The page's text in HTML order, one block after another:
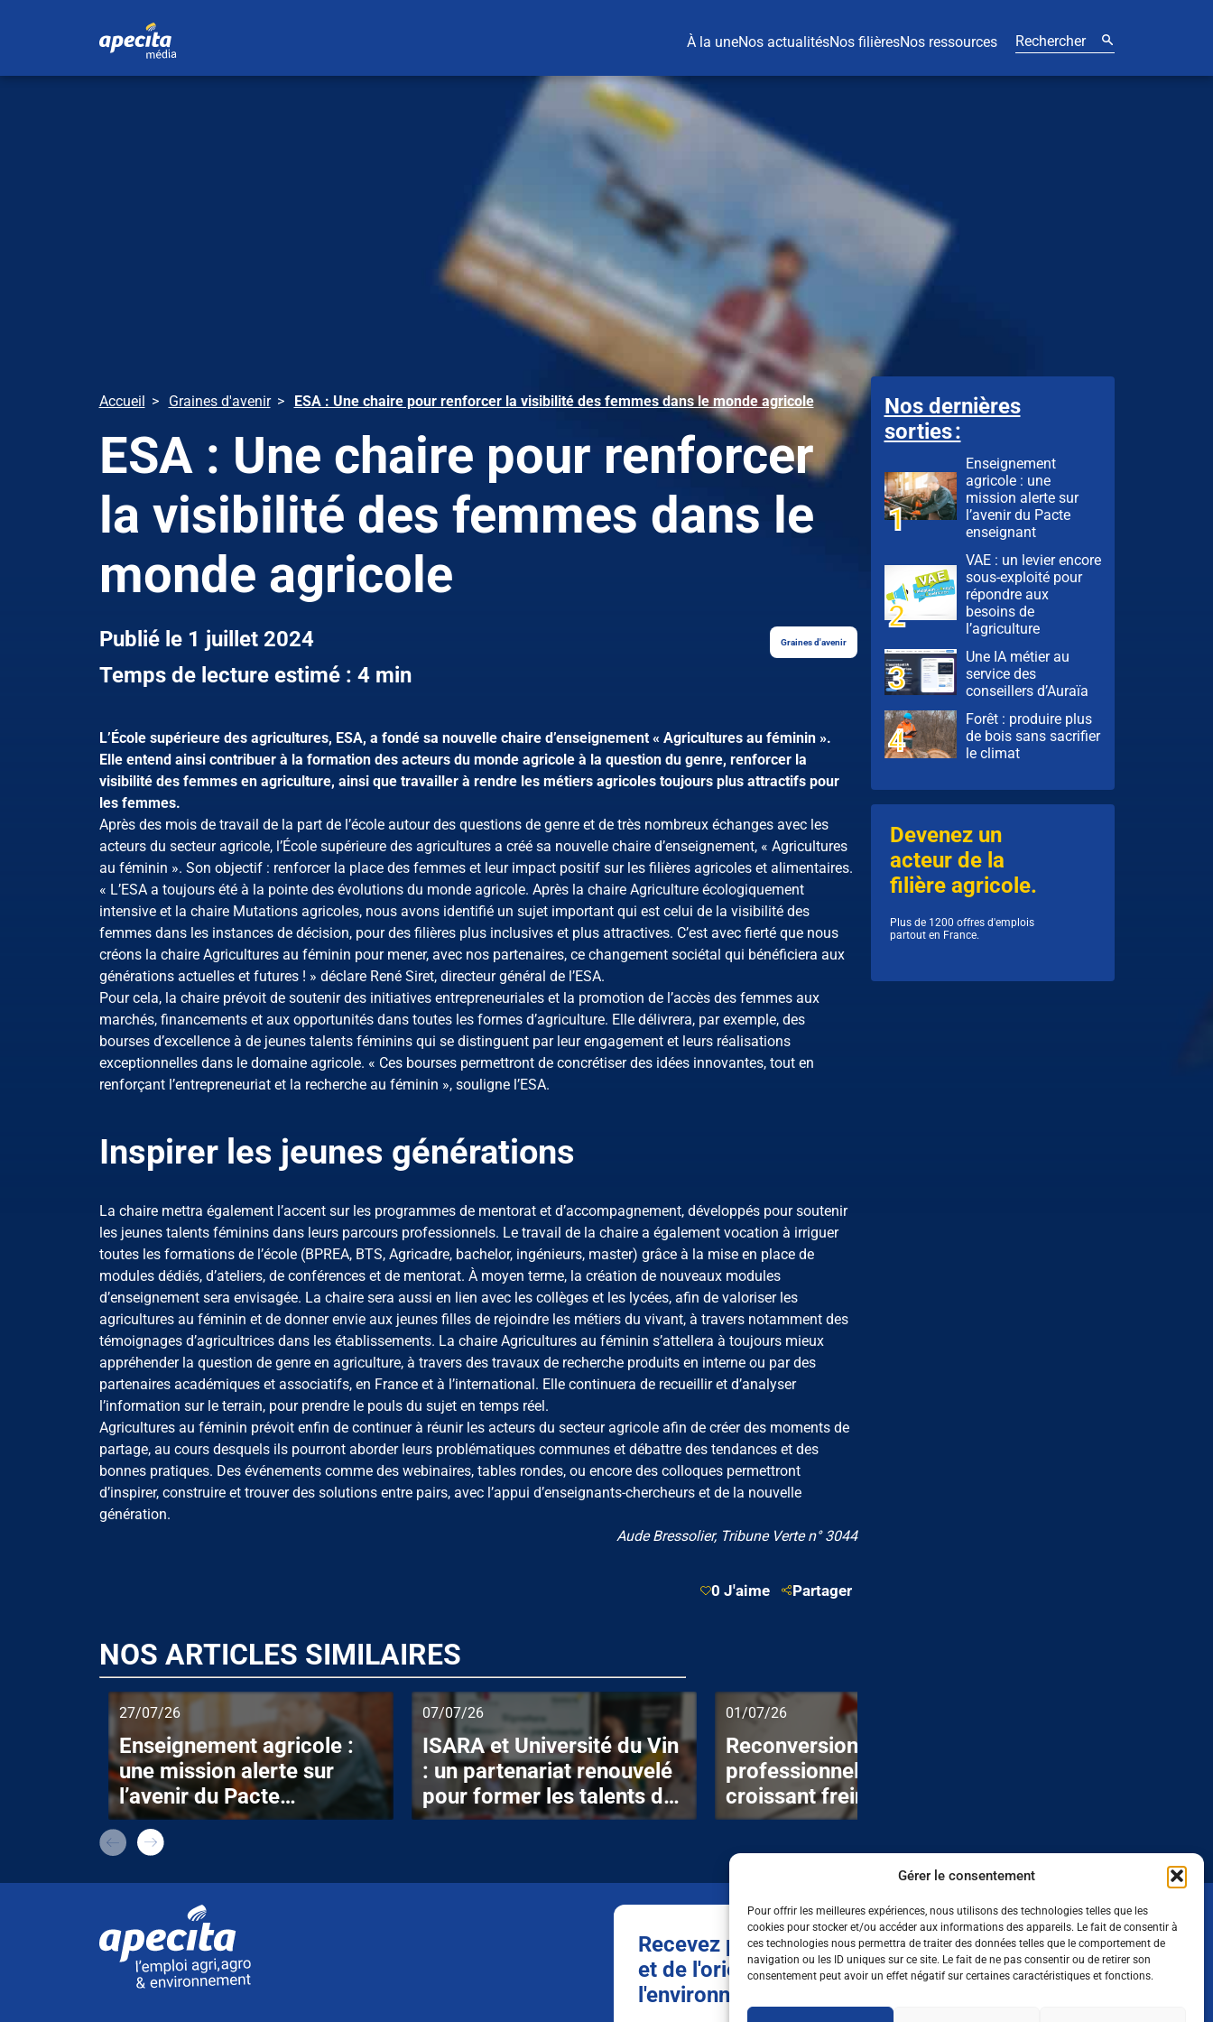
Gérer le consentement
Pour offrir les meilleures expériences, nous utilisons des technologies telles que les
cookies pour stocker et/ou accéder aux informations des appareils. Le fait de consentir à
ces technologies nous permettra de traiter des données telles que le comportement de
navigation ou les ID uniques sur ce site. Le fait de ne pas consentir ou de retirer son
consentement peut avoir un effet négatif sur certaines caractéristiques et fonctions.
À la uneNos actualitésNos filièresNos ressources
Accueil Graines d'avenir ESA : Une chaire pour renforcer la visibilité des femmes dans le monde agricole
ESA : Une chaire pour renforcer
la visibilité des femmes dans le
monde agricole
Publié le 1 juillet 2024
Temps de lecture estimé : 4 min
Graines d'avenir
L’École supérieure des agricultures, ESA, a fondé sa nouvelle chaire d’enseignement « Agricultures au féminin ».
Elle entend ainsi contribuer à la formation des acteurs du monde agricole à la question du genre, renforcer la
visibilité des femmes en agriculture, ainsi que travailler à rendre les métiers agricoles toujours plus attractifs pour
les femmes.
Après des mois de travail de la part de l’école autour des questions de genre et de très nombreux échanges avec les
acteurs du secteur agricole, l’École supérieure des agricultures a créé sa nouvelle chaire d’enseignement, « Agricultures
au féminin ». Son objectif : renforcer la place des femmes et leur impact positif sur les filières agricoles et alimentaires.
« L’ESA a toujours été à la pointe des évolutions du monde agricole. Après la chaire Agriculture écologiquement
intensive et la chaire Mutations agricoles, nous avons identifié un sujet important qui est celui de la visibilité des
femmes dans les instances de décision, pour des filières plus inclusives et plus attractives. C’est avec fierté que nous
créons la chaire Agricultures au féminin pour mener, avec nos partenaires, ce changement sociétal qui bénéficiera aux
générations actuelles et futures ! » déclare René Siret, directeur général de l’ESA.
Pour cela, la chaire prévoit de soutenir des initiatives entrepreneuriales et la promotion de l’accès des femmes aux
marchés, financements et aux opportunités dans toutes les formes d’agriculture. Elle délivrera, par exemple, des
bourses d’excellence à de jeunes talents féminins qui se distinguent par leur engagement et leurs réalisations
exceptionnelles dans le domaine agricole. « Ces bourses permettront de concrétiser des idées innovantes, tout en
renforçant l’entrepreneuriat et la recherche au féminin », souligne l’ESA.
Inspirer les jeunes générations
La chaire mettra également l’accent sur les programmes de mentorat et d’accompagnement, développés pour soutenir
les jeunes talents féminins dans leurs parcours professionnels. Le travail de la chaire a également vocation à irriguer
toutes les formations de l’école (BPREA, BTS, Agricadre, bachelor, ingénieurs, master) grâce à la mise en place de
modules dédiés, d’ateliers, de conférences et de mentorat. À moyen terme, la création de nouveaux modules
d’enseignement sera envisagée. La chaire sera aussi en lien avec les collèges et les lycées, afin de valoriser les
agricultures au féminin et de donner envie aux jeunes filles de rejoindre les métiers du vivant, à travers notamment des
témoignages d’agricultrices dans les établissements. La chaire Agricultures au féminin s’attellera à toujours mieux
appréhender la question de genre en agriculture, à travers des travaux de recherche produits en interne ou par des
partenaires académiques et associatifs, en France et à l’international. Elle continuera de recueillir et d’analyser
l’information sur le terrain, pour prendre le pouls du sujet en temps réel.
Agricultures au féminin prévoit enfin de continuer à réunir les acteurs du secteur agricole afin de créer des moments de
partage, au cours desquels ils pourront aborder leurs problématiques communes et débattre des tendances et des
bonnes pratiques. Des événements comme des webinaires, tables rondes, ou encore des colloques permettront
d’inspirer, construire et trouver des solutions entre pairs, avec l’appui d’enseignants-chercheurs et de la nouvelle
génération.
Aude Bressolier, Tribune Verte n° 3044
0 J'aime Partager
Nos dernières
sorties :
Enseignement
agricole : une
mission alerte sur
l’avenir du Pacte
enseignant
VAE : un levier encore
sous-exploité pour
répondre aux
besoins de
l’agriculture
Une IA métier au
service des
conseillers d’Auraïa
Forêt : produire plus
de bois sans sacrifier
le climat
Devenez un
acteur de la
filière agricole.
Plus de 1200 offres d'emplois
partout en France.
NOS ARTICLES SIMILAIRES
27/07/26
Enseignement agricole :
une mission alerte sur
l’avenir du Pacte
enseignant
07/07/26
ISARA et Université du Vin
: un partenariat renouvelé
pour former les talents de
la filière vitivinicole
01/07/26
Reconversion
professionnelle : un désir
croissant freiné par de
nombreux obstacles
Recevez par mail toute l'actualité de l'emploi
et de l'orientation dans l'agri, l'agro et
l'environnement